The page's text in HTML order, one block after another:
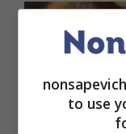
to use